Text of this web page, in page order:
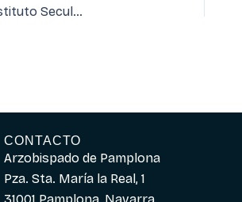
José Javier Lasunción, nuevo director general del Instituto Secular Cruzados de Santa María
CONTACTO
Arzobispado de Pamplona
Pza. Sta. María la Real, 1